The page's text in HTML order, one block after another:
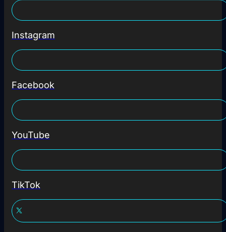
Instagram
Facebook
YouTube
TikTok